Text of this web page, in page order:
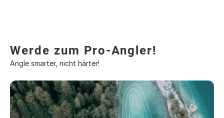
Werde zum Pro-Angler!
Angle smarter, nicht härter!